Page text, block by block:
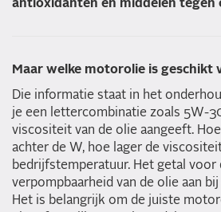
antioxidanten en middelen tegen
Maar welke motorolie is geschikt
Die informatie staat in het
je een lettercombinatie zoals 5W-
viscositeit van de olie aangeeft.
achter de W, hoe lager de
bedrijfstemperatuur. Het getal voor
verpompbaarheid van de olie aan
Het is belangrijk om de juiste